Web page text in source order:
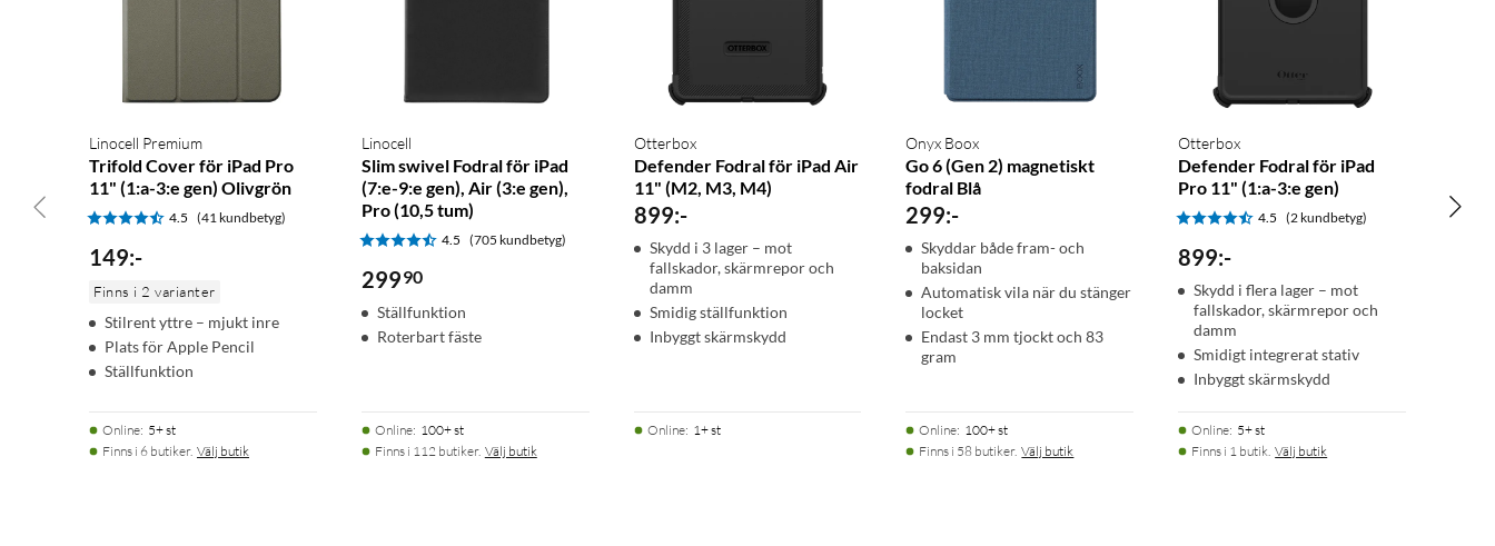
Linocell Premium
Trifold Cover för iPad Pro
11" (1:a-3:e gen) Olivgrön
4.5 (41 kundbetyg)
149:-
Finns i 2 varianter
Stilrent yttre – mjukt inre
Plats för Apple Pencil
Ställfunktion
Online: 5+ st
Finns i 6 butiker. Välj butik
Linocell
Slim swivel Fodral för iPad
(7:e-9:e gen), Air (3:e gen),
Pro (10,5 tum)
4.5 (705 kundbetyg)
29990
Ställfunktion
Roterbart fäste
Online: 100+ st
Finns i 112 butiker. Välj butik
Otterbox
Defender Fodral för iPad Air
11" (M2, M3, M4)
899:-
Skydd i 3 lager – mot
fallskador, skärmrepor och
damm
Smidig ställfunktion
Inbyggt skärmskydd
Online: 1+ st
Onyx Boox
Go 6 (Gen 2) magnetiskt
fodral Blå
299:-
Skyddar både fram- och
baksidan
Automatisk vila när du stänger
locket
Endast 3 mm tjockt och 83
gram
Online: 100+ st
Finns i 58 butiker. Välj butik
Otterbox
Defender Fodral för iPad
Pro 11" (1:a-3:e gen)
4.5 (2 kundbetyg)
899:-
Skydd i flera lager – mot
fallskador, skärmrepor och
damm
Smidigt integrerat stativ
Inbyggt skärmskydd
Online: 5+ st
Finns i 1 butik. Välj butik